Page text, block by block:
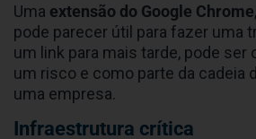
Uma extensão do Google Chrome
pode parecer útil para fazer uma
um link para mais tarde, pode ser
um risco e como parte da cadeia
uma empresa.
Infraestrutura crítica